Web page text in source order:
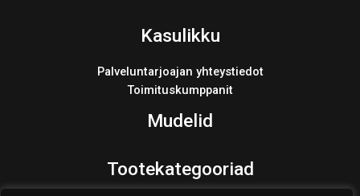
Kasulikku
Palveluntarjoajan yhteystiedot
Toimituskumppanit
Mudelid
Tootekategooriad